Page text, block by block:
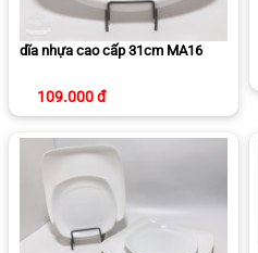
dĩa nhựa cao cấp 31cm MA16
109.000 đ